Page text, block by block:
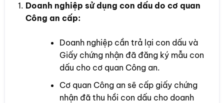
Doanh nghiệp sử dụng con dấu do cơ quan
Công an cấp:
Doanh nghiệp cần trả lại con dấu và
Giấy chứng nhận đã đăng ký mẫu con
dấu cho cơ quan Công an.
Cơ quan Công an sẽ cấp giấy chứng
nhận đã thu hồi con dấu cho doanh